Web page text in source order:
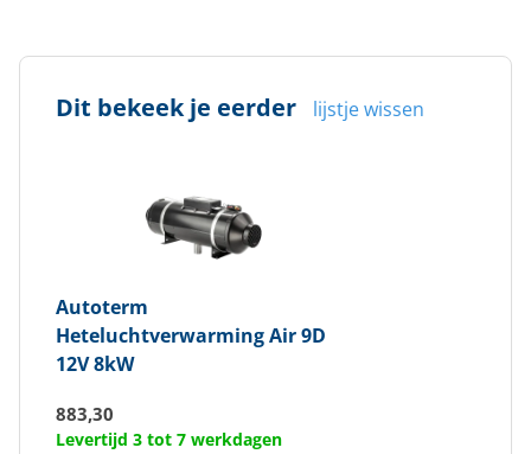
Dit bekeek je eerder lijstje wissen
Autoterm
Heteluchtverwarming Air 9D
12V 8kW
883,30
Levertijd 3 tot 7 werkdagen